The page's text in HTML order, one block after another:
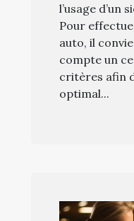
l’usage d’un
Pour
auto, il
compte un
critères afin
optimal...